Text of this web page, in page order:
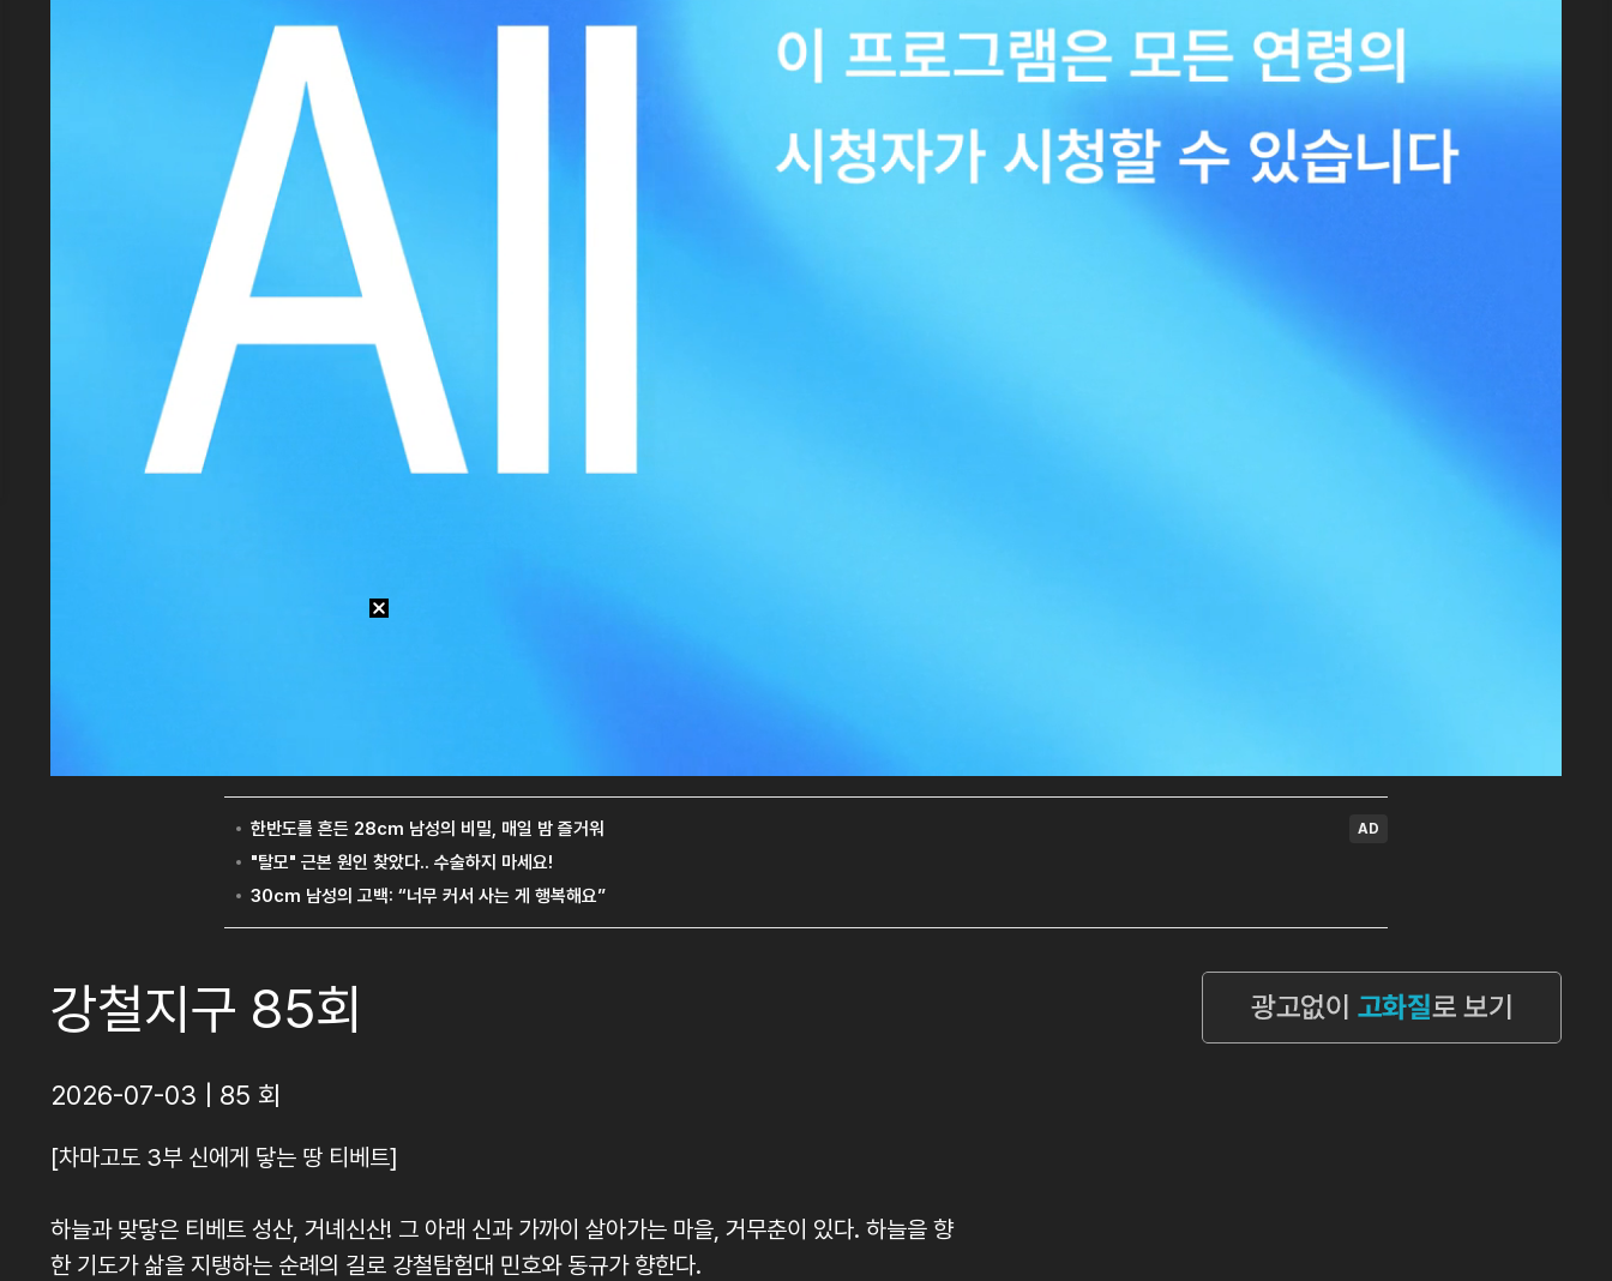
강철지구 85회
2026-07-03 | 85 회
[차마고도 3부 신에게 닿는 땅 티베트]
하늘과 맞닿은 티베트 성산, 거녜신산! 그 아래 신과 가까이 살아가는 마을, 거무춘이 있다. 하늘을 향
한 기도가 삶을 지탱하는 순례의 길로 강철탐험대 민호와 동규가 향한다.